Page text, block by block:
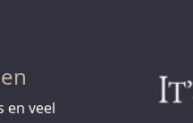
en veel